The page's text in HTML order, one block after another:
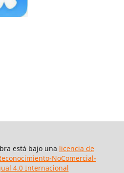
está bajo una licencia de
NoComercial-
4.0 Internacional